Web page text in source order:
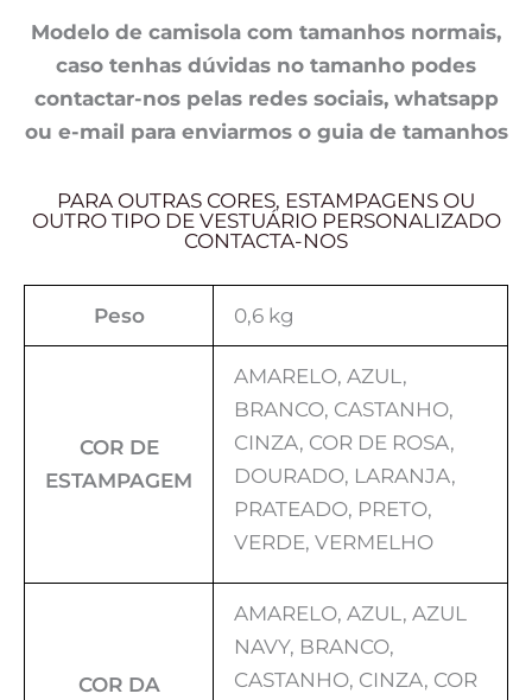
Modelo de camisola com tamanhos normais,
caso tenhas dúvidas no tamanho podes
contactar-nos pelas redes sociais, whatsapp
ou e-mail para enviarmos o guia de tamanhos
PARA OUTRAS CORES, ESTAMPAGENS OU
OUTRO TIPO DE VESTUÁRIO PERSONALIZADO
CONTACTA-NOS
Peso 0,6 kg
COR DE
ESTAMPAGEM
AMARELO, AZUL,
BRANCO, CASTANHO,
CINZA, COR DE ROSA,
DOURADO, LARANJA,
PRATEADO, PRETO,
VERDE, VERMELHO
COR DA
AMARELO, AZUL, AZUL
NAVY, BRANCO,
CASTANHO, CINZA, COR